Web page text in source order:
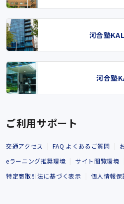
河合塾
河合塾
ご利用サポート
交通アクセス FAQ よくあるご質問
eラーニング推奨環境
サイト閲覧環境
特定商取引法に基づく表示
個人情報保